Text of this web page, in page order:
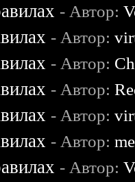
- Автор:
- Автор:
- Автор:
- Автор:
- Автор:
- Автор:
- Автор: